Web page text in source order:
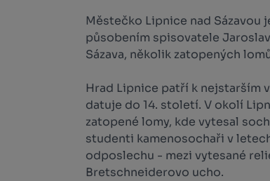
Městečko Lipnice nad Sázavou
působením spisovatele
Sázava, několik zatopených
Hrad Lipnice patří k nejstarším
datuje do 14. století. V okolí
zatopené lomy, kde vytesal
studenti kamenosochaři v
odposlechu - mezi vytesané
Bretschneiderovo ucho.